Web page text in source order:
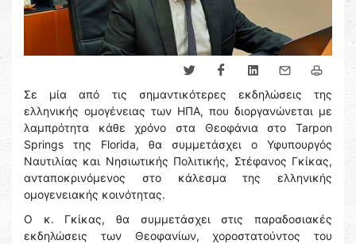
Σε μία από τις σημαντικότερες εκδηλώσεις της
ελληνικής ομογένειας των ΗΠΑ, που διοργανώνεται με
λαμπρότητα κάθε χρόνο στα Θεοφάνια στο Tarpon
Springs της Florida, θα συμμετάσχει ο Υφυπουργός
Ναυτιλίας και Νησιωτικής Πολιτικής, Στέφανος Γκίκας,
ανταποκρινόμενος στο κάλεσμα της ελληνικής
ομογενειακής κοινότητας.
Ο κ. Γκίκας, θα συμμετάσχει στις παραδοσιακές
εκδηλώσεις των Θεοφανίων, χοροστατούντος του